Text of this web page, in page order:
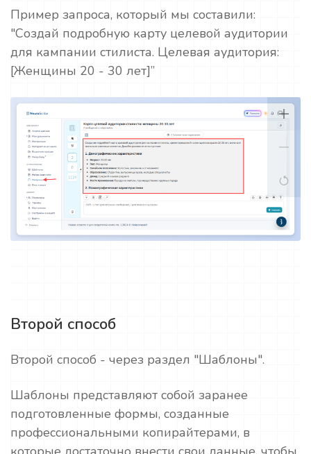
Пример запроса, который мы составили:
"Создай подробную карту целевой аудитории
для кампании стилиста. Целевая аудитория:
[Женщины 20 - 30 лет]”
Второй способ
Второй способ - через раздел "Шаблоны".
Шаблоны представляют собой заранее
подготовленные формы, созданные
профессиональными копирайтерами, в